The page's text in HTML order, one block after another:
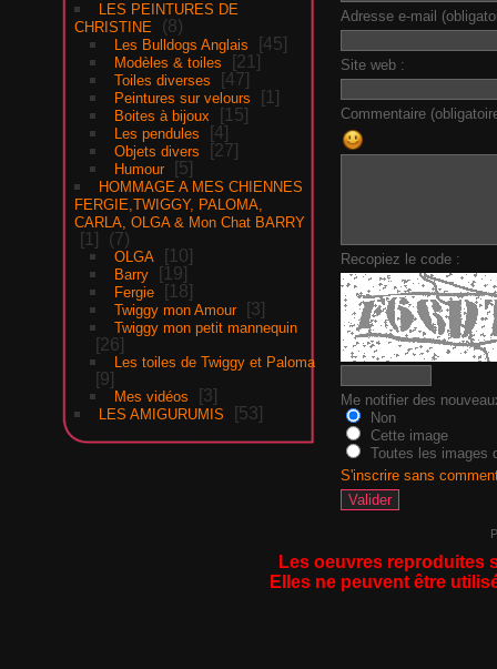
LES PEINTURES DE
CHRISTINE
8
Les Bulldogs Anglais 45
Modèles & toiles 21
Toiles diverses 47
Peintures sur velours 1
Boites à bijoux 15
Les pendules 4
Objets divers 27
Humour 5
HOMMAGE A MES CHIENNES
FERGIE,TWIGGY, PALOMA,
CARLA, OLGA & Mon Chat BARRY
1 7
OLGA 10
Barry 19
Fergie 18
Twiggy mon Amour 3
Twiggy mon petit mannequin
26
Les toiles de Twiggy et Paloma
9
Mes vidéos 3
LES AMIGURUMIS 53
Adresse e-mail
Site web :
Commentaire
Recopiez le code :
Me notifier des
Non
Cette image
Toutes les images
S'inscrire sans
Les oeuvres reproduites
Elles ne peuvent être